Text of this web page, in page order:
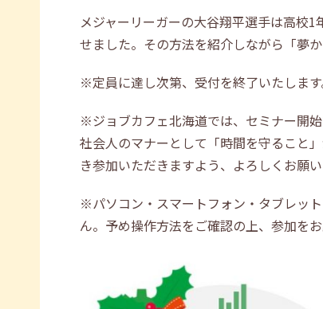
メジャーリーガーの大谷翔平選手は高校
せました。その方法を紹介しながら「夢
※定員に達し次第、受付を終了いたします
※ジョブカフェ北海道では、セミナー開
社会人のマナーとして「時間を守ること
き参加いただきますよう、よろしくお願い
※パソコン・スマートフォン・タブレッ
ん。予め操作方法をご確認の上、参加をお